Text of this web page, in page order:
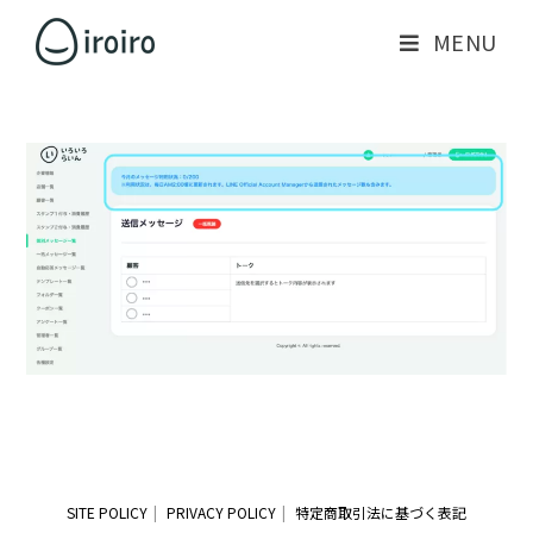
MENU
SITE POLICY PRIVACY POLICY 特定商取引法に基づく表記